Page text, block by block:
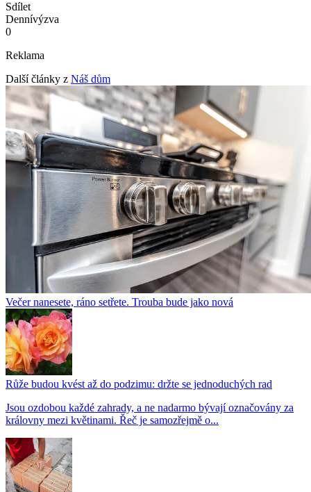
Sdílet
Dennívýzva
0
Reklama
Další články z Náš dům
Večer nanesete, ráno setřete. Trouba bude jako nová
Růže budou kvést až do podzimu: držte se jednoduchých rad
Jsou ozdobou každé zahrady, a ne nadarmo bývají označovány za
královny mezi květinami. Řeč je samozřejmě o...